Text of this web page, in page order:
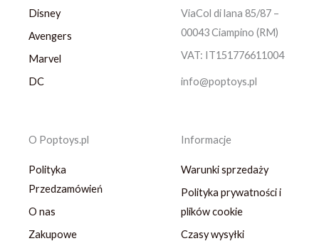
Disney
Avengers
Marvel
DC
ViaCol di lana 85/87 –
00043 Ciampino (RM)
VAT: IT151776611004
info@poptoys.pl
O Poptoys.pl
Polityka
Przedzamówień
O nas
Zakupowe
Informacje
Warunki sprzedaży
Polityka prywatności i
plików cookie
Czasy wysyłki